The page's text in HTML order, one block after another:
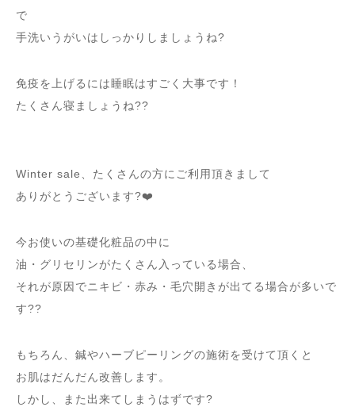
で
手洗いうがいはしっかりしましょうね?
免疫を上げるには睡眠はすごく大事です！
たくさん寝ましょうね??
Winter sale、たくさんの方にご利用頂きまして
ありがとうございます?❤️
今お使いの基礎化粧品の中に
油・グリセリンがたくさん入っている場合、
それが原因でニキビ・赤み・毛穴開きが出てる場合が多いで
す??
もちろん、鍼やハーブピーリングの施術を受けて頂くと
お肌はだんだん改善します。
しかし、また出来てしまうはずです?